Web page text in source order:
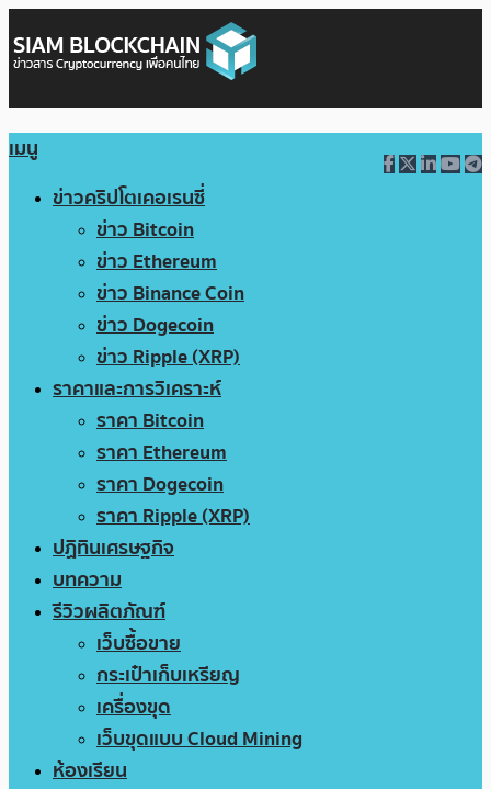
เมนู
ข่าวคริปโตเคอเรนซี่
ข่าว Bitcoin
ข่าว Ethereum
ข่าว Binance Coin
ข่าว Dogecoin
ข่าว Ripple (XRP)
ราคาและการวิเคราะห์
ราคา Bitcoin
ราคา Ethereum
ราคา Dogecoin
ราคา Ripple (XRP)
ปฏิทินเศรษฐกิจ
บทความ
รีวิวผลิตภัณฑ์
เว็บซื้อขาย
กระเป๋าเก็บเหรียญ
เครื่องขุด
เว็บขุดแบบ Cloud Mining
ห้องเรียน